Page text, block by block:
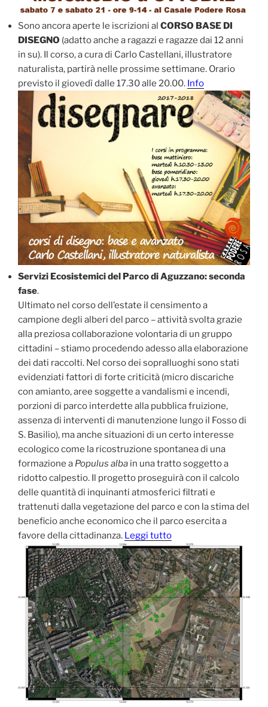
Sono ancora aperte le iscrizioni al CORSO BASE DI
DISEGNO (adatto anche a ragazzi e ragazze dai 12 anni
in su). Il corso, a cura di Carlo Castellani, illustratore
naturalista, partirà nelle prossime settimane. Orario
previsto il giovedì dalle 17.30 alle 20.00. Info
Servizi Ecosistemici del Parco di Aguzzano: seconda
fase.
Ultimato nel corso dell’estate il censimento a
campione degli alberi del parco – attività svolta grazie
alla preziosa collaborazione volontaria di un gruppo
cittadini – stiamo procedendo adesso alla elaborazione
dei dati raccolti. Nel corso dei sopralluoghi sono stati
evidenziati fattori di forte criticità (micro discariche
con amianto, aree soggette a vandalismi e incendi,
porzioni di parco interdette alla pubblica fruizione,
assenza di interventi di manutenzione lungo il Fosso di
S. Basilio), ma anche situazioni di un certo interesse
ecologico come la ricostruzione spontanea di una
formazione a Populus alba in una tratto soggetto a
ridotto calpestio. Il progetto proseguirà con il calcolo
delle quantità di inquinanti atmosferici filtrati e
trattenuti dalla vegetazione del parco e con la stima del
beneficio anche economico che il parco esercita a
favore della cittadinanza. Leggi tutto